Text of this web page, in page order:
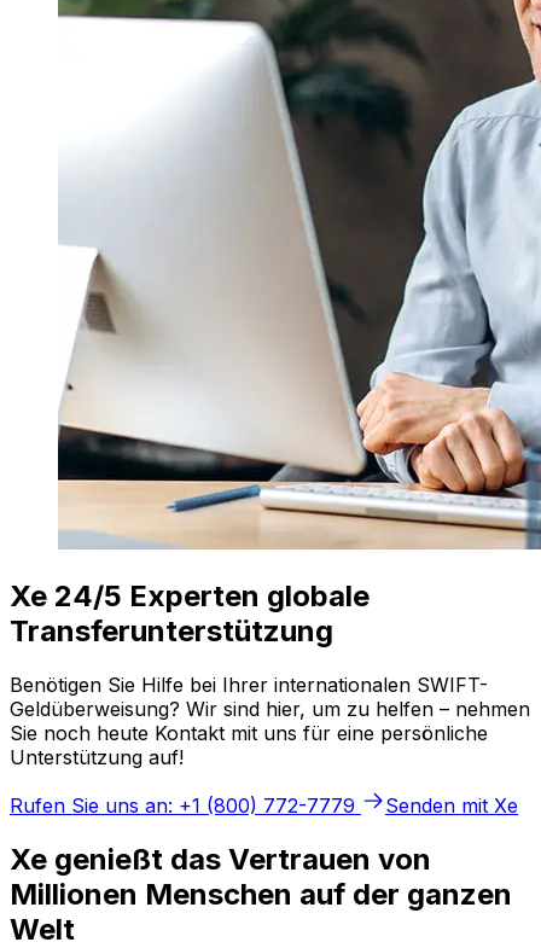
Xe 24/5 Experten globale
Transferunterstützung
Benötigen Sie Hilfe bei Ihrer internationalen SWIFT-
Geldüberweisung? Wir sind hier, um zu helfen – nehmen
Sie noch heute Kontakt mit uns für eine persönliche
Unterstützung auf!
Rufen Sie uns an: +1 (800) 772-7779
Senden mit Xe
Xe genießt das Vertrauen von
Millionen Menschen auf der ganzen
Welt